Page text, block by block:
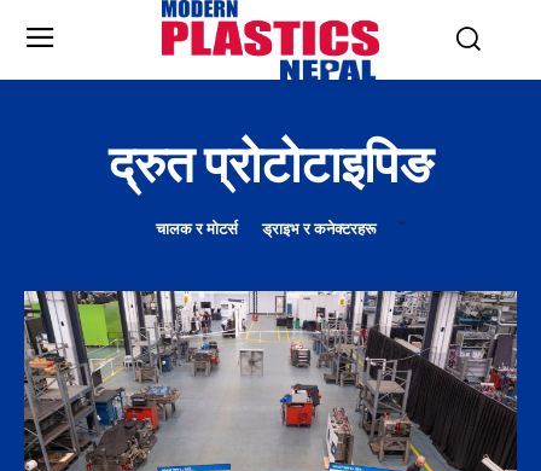
द्रुत प्रोटोटाइपिङ
चालक र मोटर्स ड्राइभ र कनेक्टरहरू